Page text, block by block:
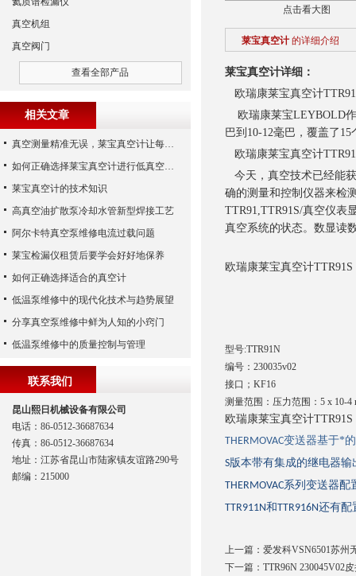
点击看大图
莱宝真空计 的详细介绍
莱宝真空计详细：
欧瑞康莱宝真空计
欧瑞康莱宝LEYBOLD作
巴到10-12毫巴，覆盖了
欧瑞康莱宝真空计
今天，真空技术已经能
确的测量和控制仪器来检
TTR91,TTR91S/真空仪表
真空系统的状态。数显读
欧瑞康莱宝真空计TTR91S
型号:TTR91N
编号：230035v02
接口；KF16
测量范围：压力范围：5 x 10-4
欧瑞康莱宝真空计TTR91S
THERMOVAC变送器基于*的
S版本带有集成的继电器
THERMOVAC系列变送器配
TTR911N和TTR916N还有配
上一篇： 爱发科VSN6501苏州
下一篇： TTR96N 230045V02
真空机组
真空阀门
查看全部产品
相关文章
真空测量精准无误，莱宝真空计让每个细节尽在掌握
如何正确选择莱宝真空计进行低真空测量
莱宝真空计的技术知识
高真空油扩散泵冷却水管新型焊接工艺
阿尔卡特真空泵维修电流过载问题
莱宝检漏仪租赁后要学会好好地保养
如何正确选择适合的真空计
低温泵维修中的现代化技术与趋势展望
分享真空泵维修中鲜为人知的小窍门
低温泵维修中的质量控制与管理
联系我们
昆山熙日机械设备有限公司
电话：86-0512-36687634
传真：86-0512-36687634
地址：江苏省昆山市陆家镇友谊路290号
邮编：215000